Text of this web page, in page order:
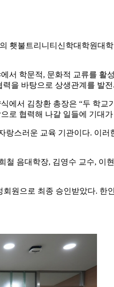
횃불트리니티신학대학원대
서 학문적, 문화적 교류를
을 바탕으로 상생관계를 발
에서 김창환 총장은 “두 학
로 협력해 나갈 일들에 기대
스러운 교육 기관이다. 이
철 음대학장, 김영수 교수,
회원으로 최종 승인받았다.